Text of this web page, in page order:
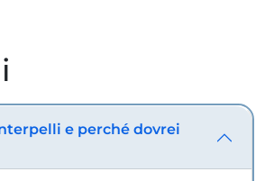
e perché dovrei